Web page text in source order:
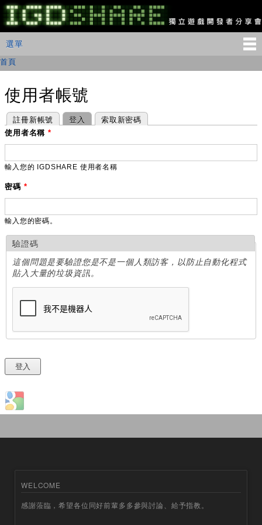
移
至
主
IGDSHARE
獨
遊
發
享
會
主選單
選單
您在這裡
首頁
使用者帳號
主要索引標籤
註冊新帳號 登入
(作用中頁籤) 索取新密碼
使用者名稱*
輸入您的 IGDSHARE 使用者名稱
密碼 *
輸入您的密碼。
驗證碼
這個問題是要驗證您是不是一個人類訪客，以防止自動化程式
貼入大量的垃圾資訊。
Login with Google
WELCOME
感謝蒞臨，希望各位同好前輩多多參與討論、給予指教。